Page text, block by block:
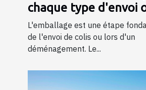
chaque type d'envoi
déménagement
L'emballage est une étape
de l'envoi de colis ou lors d'un
déménagement. Le...